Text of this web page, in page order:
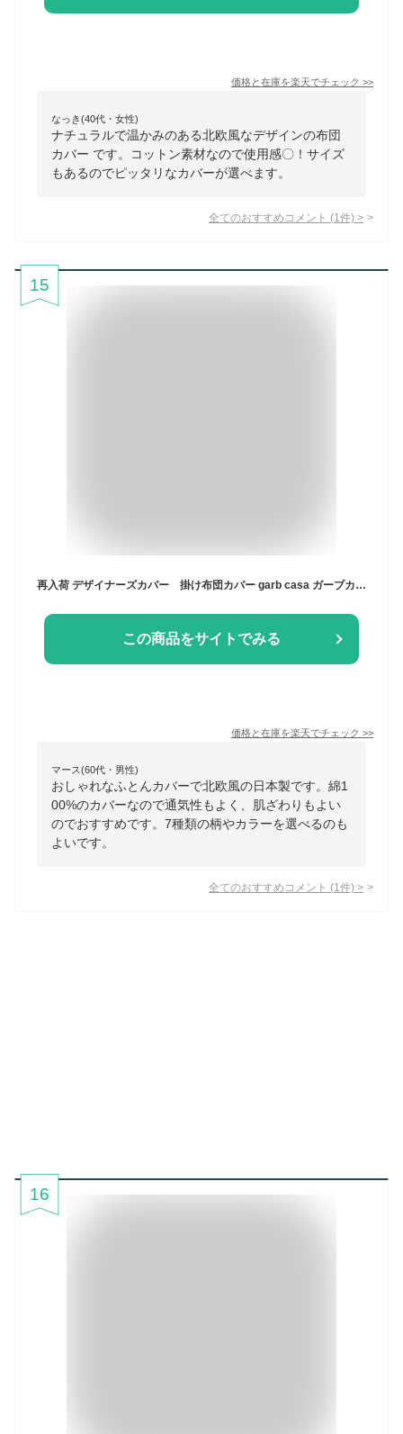
価格と在庫を楽天でチェック >>
なっき(40代・女性)
ナチュラルで温かみのある北欧風なデザインの布団
カバー です。コットン素材なので使用感〇！サイズ
もあるのでピッタリなカバーが選べます。
全てのおすすめコメント (1 件) >
15
再入荷 デザイナーズカバー 掛け布団カバー garb casa ガーブカーサ おしゃれ シングル 綿100％ かわいい 北欧 日本製 garbcasa 布団カバー 掛布団カバー 掛け布団 掛布団 pu
この商品をサイトでみる
価格と在庫を楽天でチェック >>
マース(60代・男性)
おしゃれなふとんカバーで北欧風の日本製です。綿1
00%のカバーなので通気性もよく、肌ざわりもよい
のでおすすめです。7種類の柄やカラーを選べるのも
よいです。
全てのおすすめコメント (1 件) >
16